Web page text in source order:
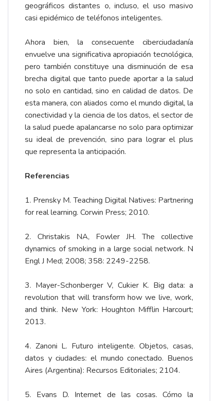
geográficos distantes o, incluso, el uso masivo
casi epidémico de teléfonos inteligentes.
Ahora bien, la consecuente ciberciudadanía
envuelve una significativa apropiación tecnológica,
pero también constituye una disminución de esa
brecha digital que tanto puede aportar a la salud
no solo en cantidad, sino en calidad de datos. De
esta manera, con aliados como el mundo digital, la
conectividad y la ciencia de los datos, el sector de
la salud puede apalancarse no solo para optimizar
su ideal de prevención, sino para lograr el plus
que representa la anticipación.
Referencias
1. Prensky M. Teaching Digital Natives: Partnering
for real learning. Corwin Press; 2010.
2. Christakis NA, Fowler JH. The collective
dynamics of smoking in a large social network. N
Engl J Med; 2008; 358: 2249-2258.
3. Mayer-Schonberger V, Cukier K. Big data: a
revolution that will transform how we live, work,
and think. New York: Houghton Mifflin Harcourt;
2013.
4. Zanoni L. Futuro inteligente. Objetos, casas,
datos y ciudades: el mundo conectado. Buenos
Aires (Argentina): Recursos Editoriales; 2104.
5. Evans D. Internet de las cosas. Cómo la